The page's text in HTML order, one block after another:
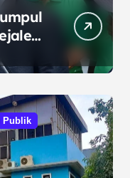
Publik